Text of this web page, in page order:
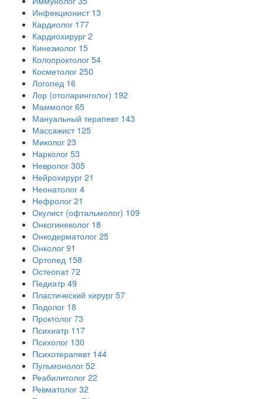
Инфекционист 13
Кардиолог 177
Кардиохирург 2
Кинезиолог 15
Колопроктолог 54
Косметолог 250
Логопед 16
Лор (отоларинголог) 192
Маммолог 65
Мануальный терапевт 143
Массажист 125
Миколог 23
Нарколог 53
Невролог 305
Нейрохирург 21
Неонатолог 4
Нефролог 21
Окулист (офтальмолог) 109
Онкогинеколог 18
Онкодерматолог 25
Онколог 91
Ортопед 158
Остеопат 72
Педиатр 49
Пластический хирург 57
Подолог 18
Проктолог 73
Психиатр 117
Психолог 130
Психотерапевт 144
Пульмонолог 52
Реабилитолог 22
Ревматолог 32